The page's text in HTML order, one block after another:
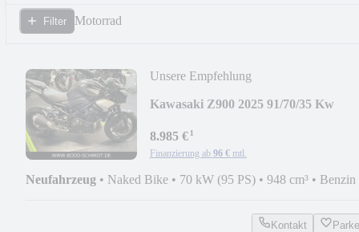
Filter Motorrad
Unsere Empfehlung
Kawasaki Z900 2025 91/70/35 Kw
8.985 €¹
Finanzierung ab 96 € mtl.
Neufahrzeug • Naked Bike • 70 kW (95 PS) • 948 cm³ • Benzin
Kontakt